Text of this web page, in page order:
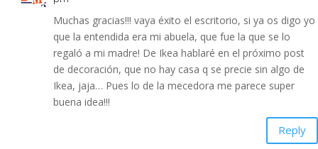
Muchas gracias!!! vaya éxito el escritorio, si ya os digo yo
que la entendida era mi abuela, que fue la que se lo
regaló a mi madre! De Ikea hablaré en el próximo post
de decoración, que no hay casa q se precie sin algo de
Ikea, jaja… Pues lo de la mecedora me parece super
buena idea!!!
Reply